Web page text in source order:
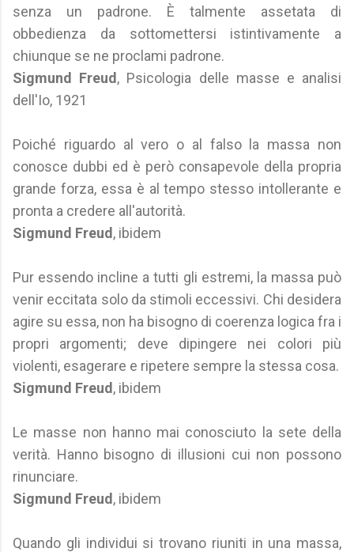
senza un padrone. È talmente assetata di
obbedienza da sottomettersi istintivamente a
chiunque se ne proclami padrone.
Sigmund Freud , Psicologia delle masse e analisi
dell'Io, 1921
Poiché riguardo al vero o al falso la massa non
conosce dubbi ed è però consapevole della propria
grande forza, essa è al tempo stesso intollerante e
pronta a credere all'autorità.
Sigmund Freud , ibidem
Pur essendo incline a tutti gli estremi, la massa può
venir eccitata solo da stimoli eccessivi. Chi desidera
agire su essa, non ha bisogno di coerenza logica fra i
propri argomenti; deve dipingere nei colori più
violenti, esagerare e ripetere sempre la stessa cosa.
Sigmund Freud , ibidem
Le masse non hanno mai conosciuto la sete della
verità. Hanno bisogno di illusioni cui non possono
rinunciare.
Sigmund Freud , ibidem
Quando gli individui si trovano riuniti in una massa,